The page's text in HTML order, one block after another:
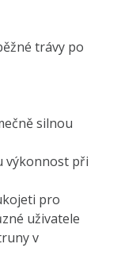
trávy po
silnou
výkonnost při
pro
uživatele
v